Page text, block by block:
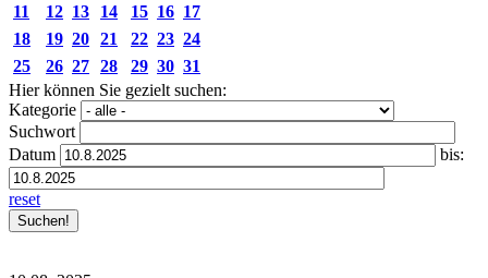
11
12 13 14 15 16 17
18
19 20 21 22 23 24
25
26 27 28 29 30 31
Hier können Sie gezielt suchen:
Kategorie
Suchwort
Datum
bis:
reset